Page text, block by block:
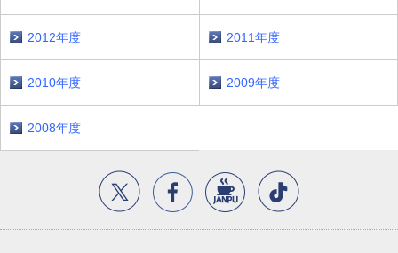
2012年度 2011年度
2010年度 2009年度
2008年度